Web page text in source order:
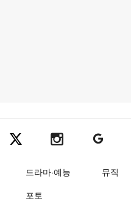
페이스북
텐아시아 엑스텐아시아 인스타그램
텐아시아
드라마·예능
뮤직
포토